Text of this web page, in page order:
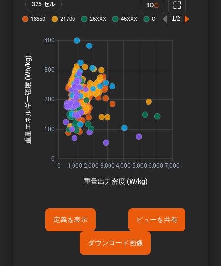
325 セル 3D
定義を表示 ビューを共有
ダウンロード画像